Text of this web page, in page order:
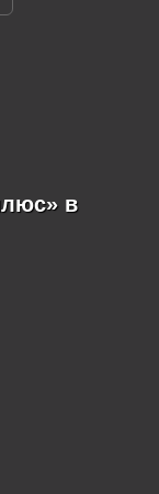
в